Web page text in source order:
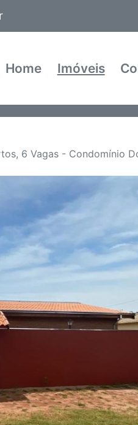
Home Imóveis
6 Vagas - Condomínio